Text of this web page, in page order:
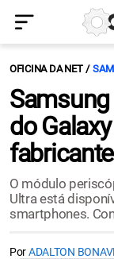
OFICINA DA NET
do
O módulo
Ultra está
smartphones.
PorADALTON